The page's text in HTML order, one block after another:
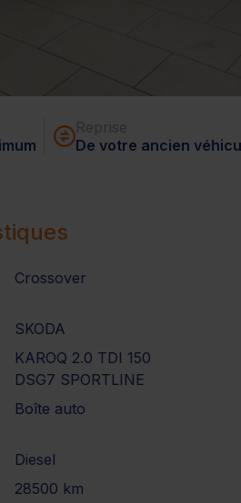
De votre ancien
Crossover
SKODA
KAROQ 2.0 TDI 150
DSG7 SPORTLINE
Boîte auto
Diesel
28500 km